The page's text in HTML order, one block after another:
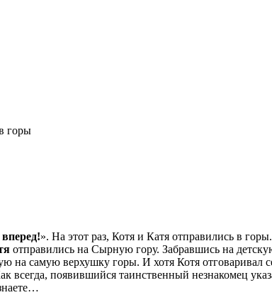
». На этот раз, Котя и Катя отправились в
отправились на Сырную гору. Забравшись на
на самую верхушку горы. И хотя Котя отговаривал
всегда, появившийся таинственный незнакомец